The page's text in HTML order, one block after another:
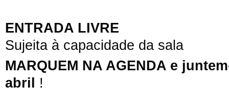
ENTRADA LIVRE
Sujeita à capacidade da sala
MARQUEM NA AGENDA e
abril
!